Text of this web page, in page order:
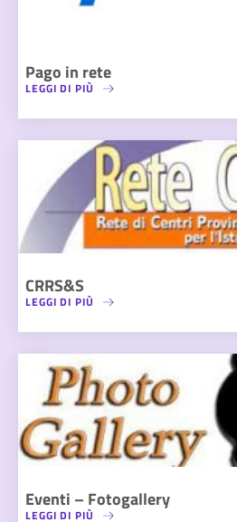
Pago in rete
LEGGI DI PIÙ
CRRS&S
LEGGI DI PIÙ
Eventi – Fotogallery
LEGGI DI PIÙ